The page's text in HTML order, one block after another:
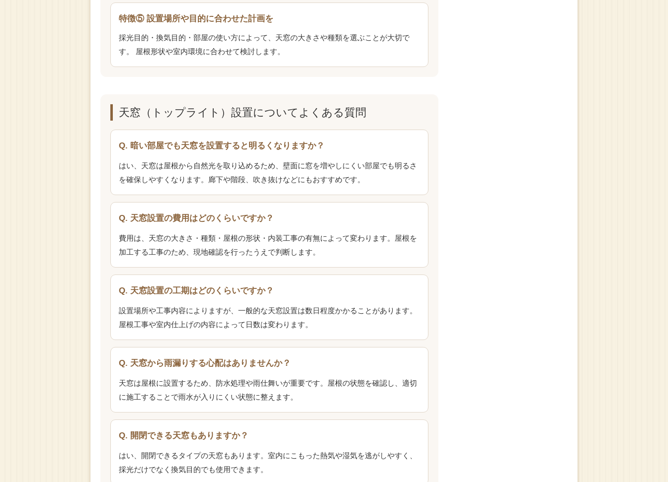
特徴⑤ 設置場所や目的に合わせた計画を
採光目的・換気目的・部屋の使い方によって、天窓の大きさや種類を選ぶことが大切で
す。 屋根形状や室内環境に合わせて検討します。
天窓（トップライト）設置についてよくある質問
Q. 暗い部屋でも天窓を設置すると明るくなりますか？
はい、天窓は屋根から自然光を取り込めるため、壁面に窓を増やしにくい部屋でも明るさ
を確保しやすくなります。廊下や階段、吹き抜けなどにもおすすめです。
Q. 天窓設置の費用はどのくらいですか？
費用は、天窓の大きさ・種類・屋根の形状・内装工事の有無によって変わります。屋根を
加工する工事のため、現地確認を行ったうえで判断します。
Q. 天窓設置の工期はどのくらいですか？
設置場所や工事内容によりますが、一般的な天窓設置は数日程度かかることがあります。
屋根工事や室内仕上げの内容によって日数は変わります。
Q. 天窓から雨漏りする心配はありませんか？
天窓は屋根に設置するため、防水処理や雨仕舞いが重要です。屋根の状態を確認し、適切
に施工することで雨水が入りにくい状態に整えます。
Q. 開閉できる天窓もありますか？
はい、開閉できるタイプの天窓もあります。室内にこもった熱気や湿気を逃がしやすく、
採光だけでなく換気目的でも使用できます。